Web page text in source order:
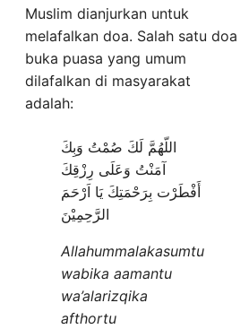
Muslim dianjurkan untuk
melafalkan doa. Salah satu doa
buka puasa yang umum
dilafalkan di masyarakat
adalah:
اللّهُمَّ لَكَ صُمْتُ وَبِكَ
آمَنْتُ وَعَلَى رِزْقِكَ
أَفْطَرْت بِرَحْمَتِكَ يَا اَرْحَمَ
الرَّحِمِيْنَ
Allahummalakasumtu
wabika aamantu
wa’alarizqika
afthortu